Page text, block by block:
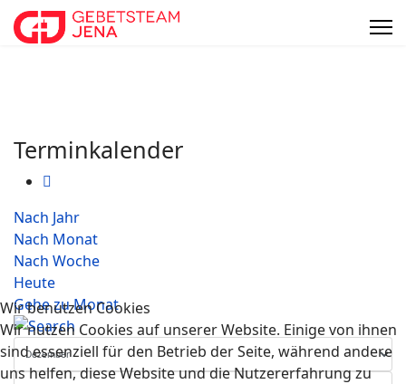
Terminkalender
Nach Jahr
Nach Monat
Nach Woche
Heute
Gehe zu Monat
Wir benutzen Cookies
Wir nutzen Cookies auf unserer Website. Einige von ihnen
sind essenziell für den Betrieb der Seite, während andere
uns helfen, diese Website und die Nutzererfahrung zu